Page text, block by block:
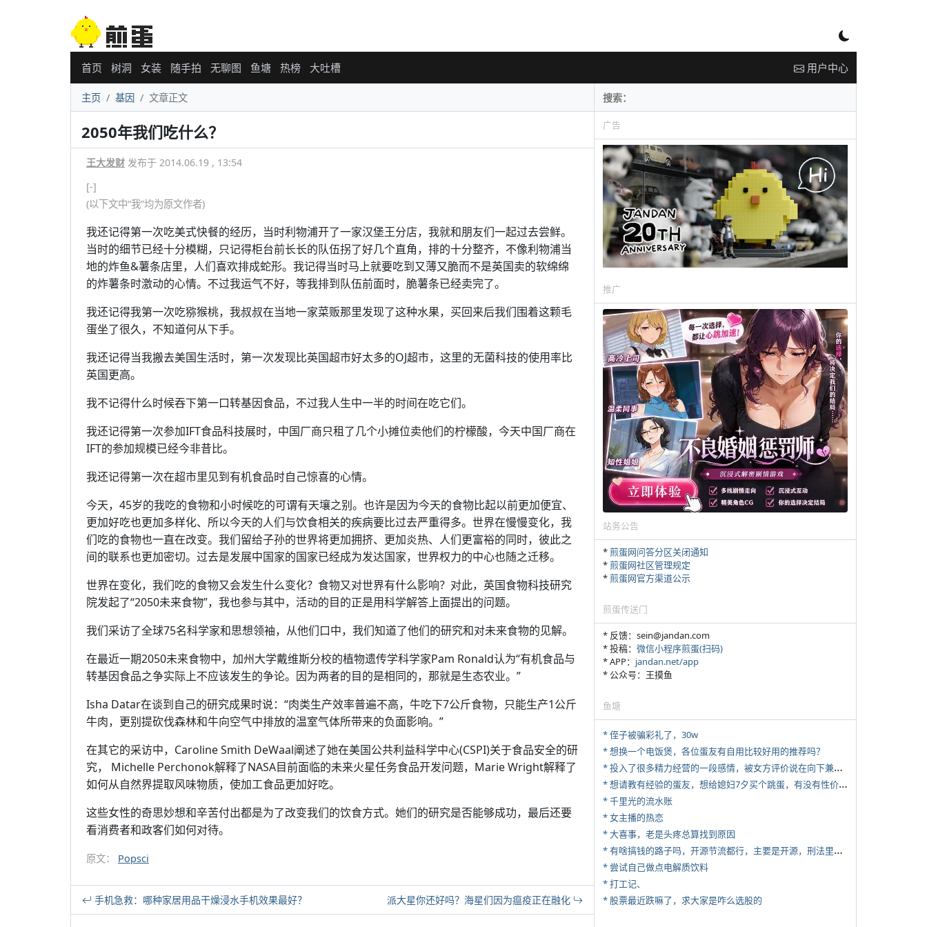
首页 树洞 女装 随手拍 无聊图 鱼塘 热榜 大吐槽 用户中心
主页 基因 文章正文
2050年我们吃什么？
王大发财 发布于 2014.06.19 , 13:54
[-]
(以下文中“我”均为原文作者)
我还记得第一次吃美式快餐的经历，当时利物浦开了一家汉堡王分店，我就和朋友们一起过去尝鲜。
当时的细节已经十分模糊，只记得柜台前长长的队伍拐了好几个直角，排的十分整齐，不像利物浦当
地的炸鱼&薯条店里，人们喜欢排成蛇形。我记得当时马上就要吃到又薄又脆而不是英国卖的软绵绵
的炸薯条时激动的心情。不过我运气不好，等我排到队伍前面时，脆薯条已经卖完了。
我还记得我第一次吃猕猴桃，我叔叔在当地一家菜贩那里发现了这种水果，买回来后我们围着这颗毛
蛋坐了很久，不知道何从下手。
我还记得当我搬去美国生活时，第一次发现比英国超市好太多的OJ超市，这里的无菌科技的使用率比
英国更高。
我不记得什么时候吞下第一口转基因食品，不过我人生中一半的时间在吃它们。
我还记得第一次参加IFT食品科技展时，中国厂商只租了几个小摊位卖他们的柠檬酸，今天中国厂商在
IFT的参加规模已经今非昔比。
我还记得第一次在超市里见到有机食品时自己惊喜的心情。
今天，45岁的我吃的食物和小时候吃的可谓有天壤之别。也许是因为今天的食物比起以前更加便宜、
更加好吃也更加多样化、所以今天的人们与饮食相关的疾病要比过去严重得多。世界在慢慢变化，我
们吃的食物也一直在改变。我们留给子孙的世界将更加拥挤、更加炎热、人们更富裕的同时，彼此之
间的联系也更加密切。过去是发展中国家的国家已经成为发达国家，世界权力的中心也随之迁移。
世界在变化，我们吃的食物又会发生什么变化？食物又对世界有什么影响？对此，英国食物科技研究
院发起了“2050未来食物”，我也参与其中，活动的目的正是用科学解答上面提出的问题。
我们采访了全球75名科学家和思想领袖，从他们口中，我们知道了他们的研究和对未来食物的见解。
在最近一期2050未来食物中，加州大学戴维斯分校的植物遗传学科学家Pam Ronald认为“有机食品与
转基因食品之争实际上不应该发生的争论。因为两者的目的是相同的，那就是生态农业。”
Isha Datar在谈到自己的研究成果时说：“肉类生产效率普遍不高，牛吃下7公斤食物，只能生产1公斤
牛肉，更别提砍伐森林和牛向空气中排放的温室气体所带来的负面影响。”
在其它的采访中，Caroline Smith DeWaal阐述了她在美国公共利益科学中心(CSPI)关于食品安全的研
究， Michelle Perchonok解释了NASA目前面临的未来火星任务食品开发问题，Marie Wright解释了
如何从自然界提取风味物质，使加工食品更加好吃。
这些女性的奇思妙想和辛苦付出都是为了改变我们的饮食方式。她们的研究是否能够成功，最后还要
看消费者和政客们如何对待。
原文： Popsci
手机急救：哪种家居用品干燥浸水手机效果最好？ 派大星你还好吗？海星们因为瘟疫正在融化
广告
推广
站务公告
*煎蛋网问答分区关闭通知
*煎蛋网社区管理规定
*煎蛋网官方渠道公示
煎蛋传送门
* 反馈：sein@jandan.com
* 投稿： 微信小程序煎蛋(扫码)
* APP： jandan.net/app
* 公众号：王摸鱼
鱼塘
* 侄子被骗彩礼了，30w
* 想换一个电饭煲，各位蛋友有自用比较好用的推荐吗？
*
投入了很多精力经营的一段感情，被女方评价说在向下兼容我，感觉有点破防
*
想请教有经验的蛋友，想给媳妇7夕买个跳蛋，有没有性价比高的推荐
* 千里光的流水账
* 女主播的热恋
* 大喜事，老是头疼总算找到原因
*
有啥搞钱的路子吗，开源节流都行，主要是开源，刑法里的咱不做
* 尝试自己做点电解质饮料
* 打工记、
* 股票最近跌嘛了，求大家是咋么选股的